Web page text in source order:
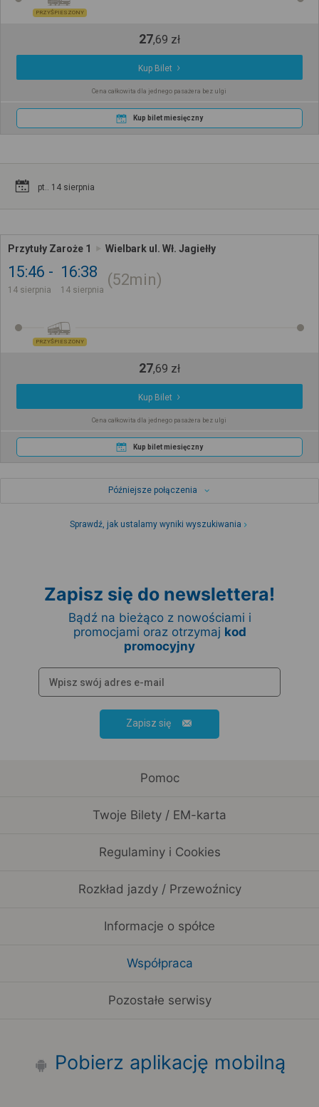
PRZYŚPIESZONY
27,69 zł
Kup Bilet
Cena całkowita dla jednego pasażera bez ulgi
Kup bilet miesięczny
pt.. 14 sierpnia
Przytuły Zaroże 1 Wielbark ul. Wł. Jagiełły
15:46
14 sierpnia
16:38
14 sierpnia
52min
PRZYŚPIESZONY
27,69 zł
Kup Bilet
Cena całkowita dla jednego pasażera bez ulgi
Kup bilet miesięczny
Późniejsze połączenia
Sprawdź, jak ustalamy wyniki wyszukiwania
Zapisz się do newslettera!
Bądź na bieżąco z nowościami i
promocjami oraz otrzymaj kod
promocyjny
Zapisz się
Pomoc
Twoje Bilety / EM-karta
Regulaminy i Cookies
Rozkład jazdy / Przewoźnicy
Informacje o spółce
Współpraca
Pozostałe serwisy
Pobierz aplikację mobilną